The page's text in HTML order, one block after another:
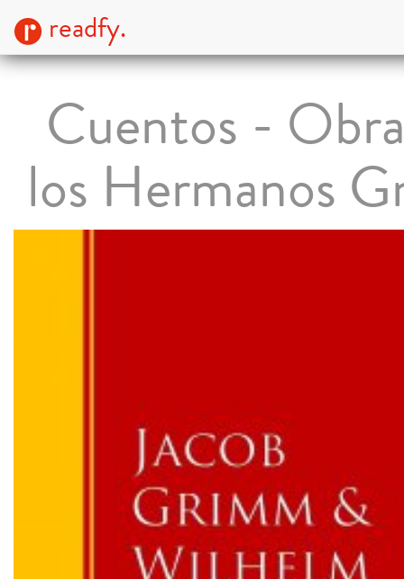
readfy.
Cuentos -
los Hermanos